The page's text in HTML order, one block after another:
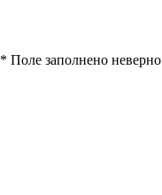
* Поле заполнено неверно